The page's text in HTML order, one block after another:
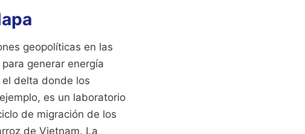
geopolíticas en las
generar energía
delta donde los
es un laboratorio
de migración de los
de Vietnam. La